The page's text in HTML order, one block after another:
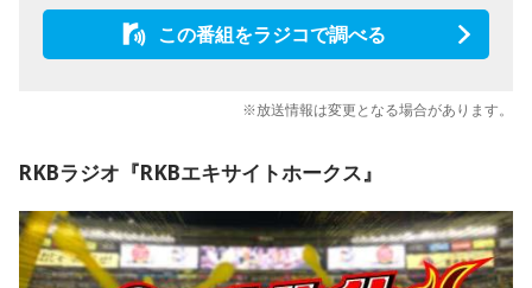
この番組をラジコで調べる
※放送情報は変更となる場合があります。
RKBラジオ『RKBエキサイトホークス』